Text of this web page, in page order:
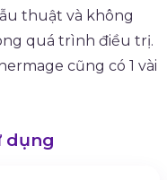
thuật và không
quá trình điều trị.
cũng có 1 vài
dụng